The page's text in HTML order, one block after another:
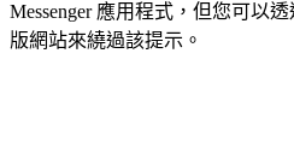
Messenger 應用程式，但您可以
版網站來繞過該提示。